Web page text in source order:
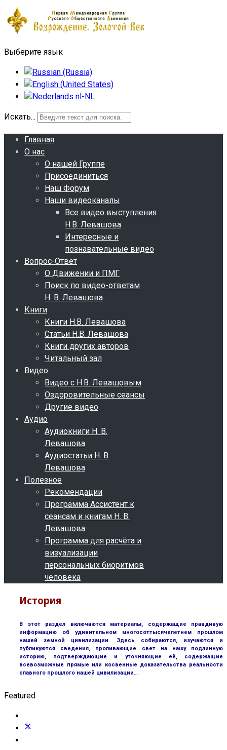
Выберите язык
Искать...
Главная
О нас
О нашей Группе
Присоединиться
Наш Форум
Наши видеоканалы
Все видео выступления
Н.В. Левашова
Интересные и
познавательные видео
Вопрос-Ответ
О Движении и ПМГ
Поиск по видео-ответам
Н. В. Левашова
Книги
Книги Н.В. Левашова
Статьи Н.В. Левашова
Книги других авторов
Читальный зал
Видео
Видео с Н.В. Левашовым
Оздоровительные сеансы
Другие видео
Аудио
Аудиокниги Н. В.
Левашова
Аудиостатьи Н. В.
Левашова
Полезное
Рекомендации
Программа Ассистент к
сеансам и книгам Н. В.
Левашова
Программа для расчёта и
визуализации
персональных биоритмов
человека
История
В этот раздел включаются материалы, содержащие правдивую
информацию об удивительном многосоттысячелетнем прошлом
нашей земной цивилизации. Здесь собираются, изучаются и
публикуются сведения, проливающие свет на нашу подлинную
историю, подтверждающие и уточняющие её, содержащие
всевозможные прямые или косвенные доказательства реальности
славного прошлого нашей цивилизации…
Featured